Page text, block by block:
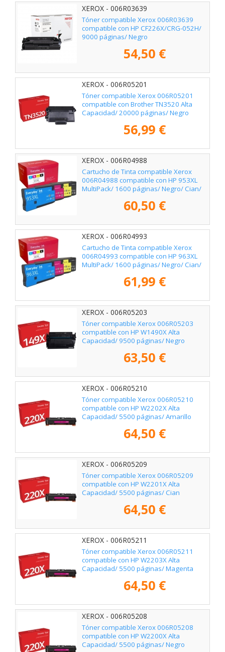
XEROX - 006R03639
Tóner compatible Xerox 006R03639
compatible con HP CF226X/CRG-052H/
9000 páginas/ Negro
54,50 €
XEROX - 006R05201
Tóner compatible Xerox 006R05201
compatible con Brother TN3520 Alta
Capacidad/ 20000 páginas/ Negro
56,99 €
XEROX - 006R04988
Cartucho de Tinta compatible Xerox
006R04988 compatible con HP 953XL
MultiPack/ 1600 páginas/ Negro/ Cian/
60,50 €
XEROX - 006R04993
Cartucho de Tinta compatible Xerox
006R04993 compatible con HP 963XL
MultiPack/ 1600 páginas/ Negro/ Cian/
61,99 €
XEROX - 006R05203
Tóner compatible Xerox 006R05203
compatible con HP W1490X Alta
Capacidad/ 9500 páginas/ Negro
63,50 €
XEROX - 006R05210
Tóner compatible Xerox 006R05210
compatible con HP W2202X Alta
Capacidad/ 5500 páginas/ Amarillo
64,50 €
XEROX - 006R05209
Tóner compatible Xerox 006R05209
compatible con HP W2201X Alta
Capacidad/ 5500 páginas/ Cian
64,50 €
XEROX - 006R05211
Tóner compatible Xerox 006R05211
compatible con HP W2203X Alta
Capacidad/ 5500 páginas/ Magenta
64,50 €
XEROX - 006R05208
Tóner compatible Xerox 006R05208
compatible con HP W2200X Alta
Capacidad/ 5500 páginas/ Negro